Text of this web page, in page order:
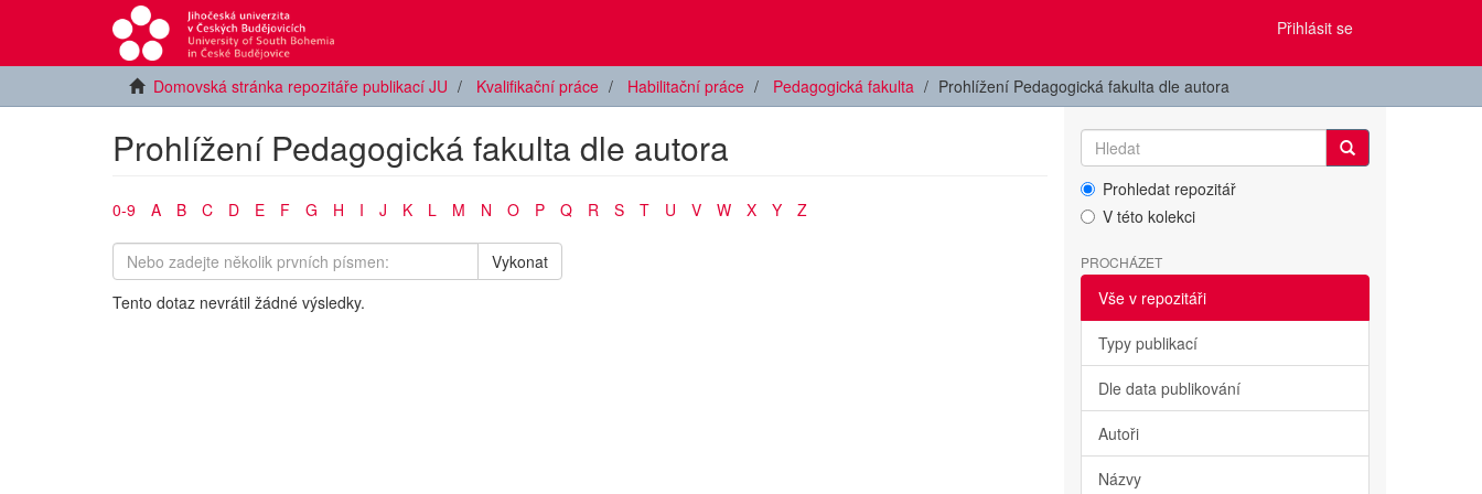
Přihlásit se
Domovská stránka repozitáře publikací JU Kvalifikační práce Habilitační práce Pedagogická fakulta Prohlížení Pedagogická fakulta dle autora
Prohlížení Pedagogická fakulta dle autora
0-9 A B C D E F G H I J K L M N O P Q R S T U V W X Y Z
Vykonat
Tento dotaz nevrátil žádné výsledky.
Prohledat repozitář
V této kolekci
PROCHÁZET
Vše v repozitáři
Typy publikací
Dle data publikování
Autoři
Názvy